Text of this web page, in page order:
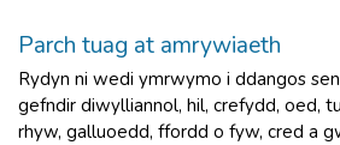
Parch tuag at amrywiaeth
Rydyn ni wedi ymrwymo i ddangos
gefndir diwylliannol, hil, crefydd, oed,
rhyw, galluoedd, ffordd o fyw, cred a